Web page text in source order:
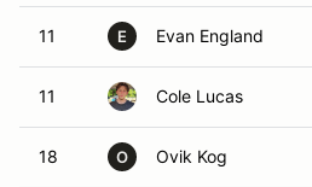
11 E Evan England
11 Cole Lucas
18 O Ovik Kog